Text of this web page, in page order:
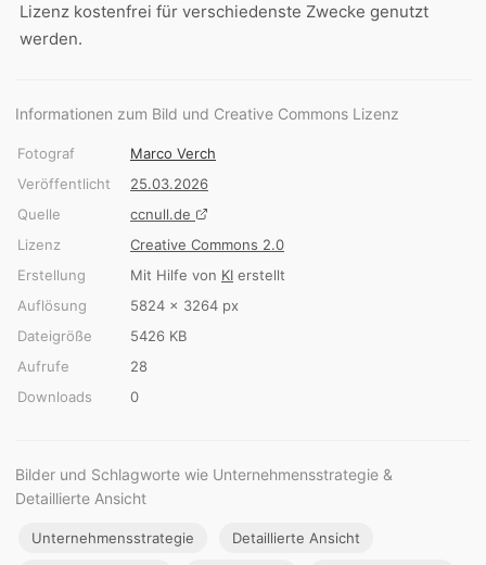
Lizenz kostenfrei für verschiedenste Zwecke genutzt
werden.
Informationen zum Bild und Creative Commons Lizenz
Fotograf
Marco Verch
Veröffentlicht
25.03.2026
Quelle
ccnull.de
Lizenz
Creative Commons 2.0
Erstellung
Mit Hilfe von KI erstellt
Auflösung
5824 × 3264 px
Dateigröße
5426 KB
Aufrufe
28
Downloads
0
Bilder und Schlagworte wie Unternehmensstrategie &
Detaillierte Ansicht
Unternehmensstrategie Detaillierte Ansicht